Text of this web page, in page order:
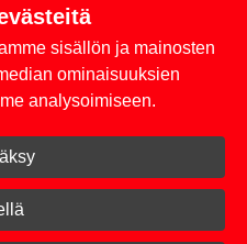
sisällön ja mainosten
ominaisuuksien
analysoimiseen.